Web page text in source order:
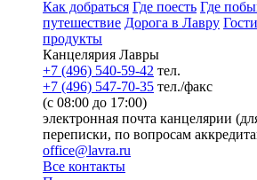
Как добраться Где поесть Где
путешествие Дорога в Лавру
продукты
Канцелярия Лавры
+7 (496) 540-59-42 тел.
+7 (496) 547-70-35 тел./факс
(с 08:00 до 17:00)
электронная почта канцелярии
переписки, по вопросам
office@lavra.ru
Все контакты